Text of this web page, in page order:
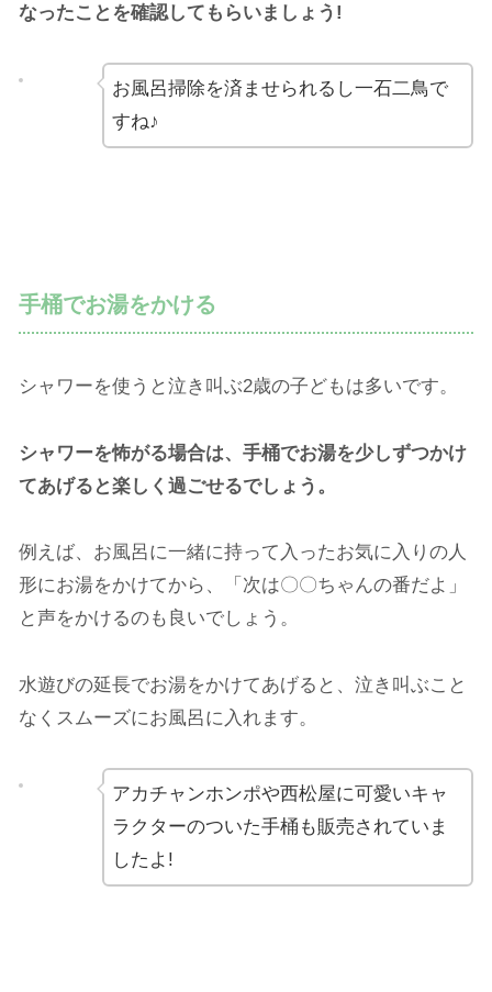
なったことを確認してもらいましょう!
お風呂掃除を済ませられるし一石二鳥で
すね♪
手桶でお湯をかける
シャワーを使うと泣き叫ぶ2歳の子どもは多いです。
シャワーを怖がる場合は、手桶でお湯を少しずつかけ
てあげると楽しく過ごせるでしょう。
例えば、お風呂に一緒に持って入ったお気に入りの人
形にお湯をかけてから、「次は〇〇ちゃんの番だよ」
と声をかけるのも良いでしょう。
水遊びの延長でお湯をかけてあげると、泣き叫ぶこと
なくスムーズにお風呂に入れます。
アカチャンホンポや西松屋に可愛いキャ
ラクターのついた手桶も販売されていま
したよ!